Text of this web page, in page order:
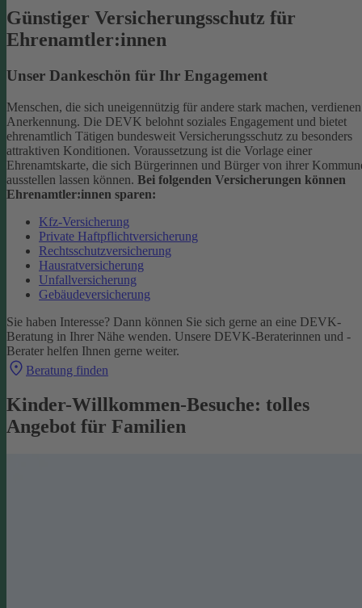
Günstiger Versicherungsschutz für
Ehrenamtler:innen
Unser Dankeschön für Ihr Engagement
Menschen, die sich uneigennützig für andere stark machen, verdienen
Anerkennung. Die DEVK belohnt soziales Engagement und bietet
ehrenamtlich Tätigen bundesweit Versicherungsschutz zu besonders
attraktiven Konditionen. Voraussetzung ist die Vorlage einer
Ehrenamtskarte, die sich Bürgerinnen und Bürger von ihrer
ausstellen lassen können. Bei folgenden Versicherungen können
Ehrenamtler:innen sparen:
Kfz-Versicherung
Private Haftpflichtversicherung
Rechtsschutzversicherung
Hausratversicherung
Unfallversicherung
Gebäudeversicherung
Sie haben Interesse? Dann können Sie sich gerne an eine DEVK-
Beratung in Ihrer Nähe wenden. Unsere DEVK-Beraterinnen und -
Berater helfen Ihnen gerne weiter.
Beratung finden
Kinder-Willkommen-Besuche: tolles
Angebot für Familien